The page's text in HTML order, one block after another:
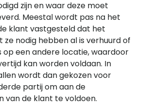
zijn en waar deze moet
Meestal wordt pas na het
klant vastgesteld dat het
ze nodig hebben al is verhuurd of
op een andere locatie, waardoor
kan worden voldaan. In
wordt dan gekozen voor
partij om aan de
van de klant te voldoen.